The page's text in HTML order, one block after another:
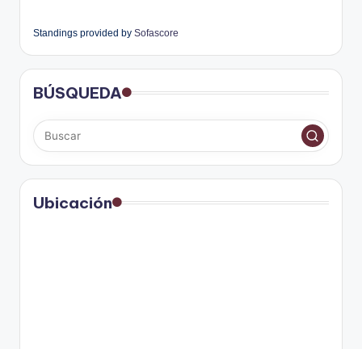
Standings provided by Sofascore
BÚSQUEDA
Ubicación